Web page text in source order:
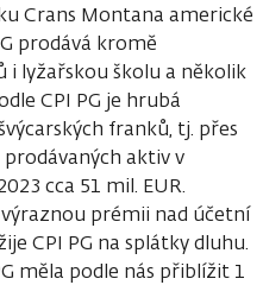
Crans Montana americké
prodává kromě
i lyžařskou školu a několik
CPI PG je hrubá
franků, tj. přes
aktiv v
cca 51 mil. EUR.
prémii nad účetní
CPI PG na splátky dluhu.
měla podle nás přiblížit 1